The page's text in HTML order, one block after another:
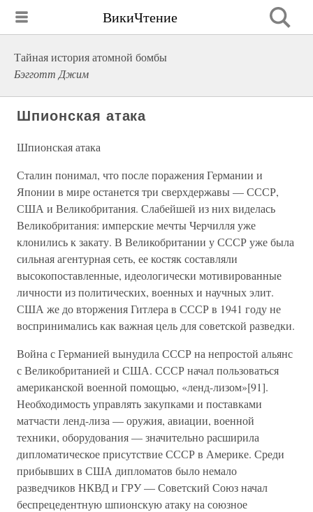
ВикиЧтение
Тайная история атомной бомбы
Бэгготт Джим
Шпионская атака
Шпионская атака
Сталин понимал, что после поражения Германии и
Японии в мире останется три сверхдержавы — СССР,
США и Великобритания. Слабейшей из них виделась
Великобритания: имперские мечты Черчилля уже
клонились к закату. В Великобритании у СССР уже была
сильная агентурная сеть, ее костяк составляли
высокопоставленные, идеологически мотивированные
личности из политических, военных и научных элит.
США же до вторжения Гитлера в СССР в 1941 году не
воспринимались как важная цель для советской разведки.
Война с Германией вынудила СССР на непростой альянс
с Великобританией и США. СССР начал пользоваться
американской военной помощью, «ленд-лизом»[91].
Необходимость управлять закупками и поставками
матчасти ленд-лиза — оружия, авиации, военной
техники, оборудования — значительно расширила
дипломатическое присутствие СССР в Америке. Среди
прибывших в США дипломатов было немало
разведчиков НКВД и ГРУ — Советский Союз начал
беспрецедентную шпионскую атаку на союзное